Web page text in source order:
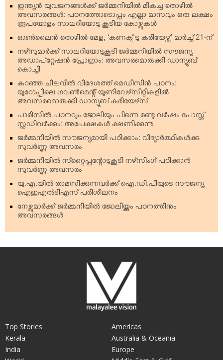
ഇന്ത്യന്‍ യുവജനങ്ങള്‍ക്ക് ജര്‍മ്മനിയില്‍ മികച്ച തൊഴില്‍
അവസരങ്ങള്‍: പഠനത്തോടൊപ്പം എല്ലാ മാസവും ഒരു ലക്ഷം
രൂപയോളം സാലറിയോടു കൂടിയ കോഴ്സുകള്‍
ഓണ്‍ലൈന്‍ തൊഴില്‍ മേള, ‘കണക്ട് ടു കരിയേഴ്സ്’ മാര്‍ച്ച് 21-ന്
നഴ്‌സുമാര്‍ക്ക് സാലറിയോടുകൂടി ജര്‍മ്മനിയില്‍ സൗജന്യ
അഡാപ്റ്റേഷന്‍ പ്രോഗ്രാം: അവസരമൊരുക്കി ഡാന്യൂബ്
കൊച്ചി
കുറഞ്ഞ ചിലവില്‍ വിദേശത്ത് മെഡിസിന്‍ പഠനം:
യൂറോപ്പിലെ ഗവണ്‍മെന്റ് യൂണിവേഴ്‌സിറ്റികളില്‍
അവസരമൊരുക്കി ഡാന്യൂബ് കരിയേഴ്‌സ്
പാരിസില്‍ പഠനവും ജോലിയും പിന്നെ രണ്ടു വര്‍ഷം പോസ്റ്റ്
സ്റ്റഡിവര്‍ക്കും: അപേക്ഷകള്‍ ക്ഷണിക്കുന്നു
ജര്‍മ്മനിയില്‍ സൗജന്യമായി പഠിക്കാം: വിദ്യാര്‍ത്ഥികള്‍ക്കു
സുവര്‍ണ്ണ അവസരം
ജര്‍മ്മനിയില്‍ സ്‌റ്റൈപ്പന്റോടുകൂടി നഴ്‌സിംഗ് പഠിക്കാന്‍
സുവര്‍ണ്ണ അവസരം
യു.എ.യില്‍ താമസിക്കുന്നവര്‍ക്ക് ഐ.ഡി.പിയുടെ സൗജന്യ
ഐഇഎല്‍ടിഎസ് പരിശീലനം
നേഴ്സുമാര്‍ക്ക് ജര്‍മ്മനിയില്‍ ജോലിയ്ക്കും പഠനത്തിനും
അവസരങ്ങള്‍
Top Stories
Kerala
India
Americas
Australia & Oceania
Europe